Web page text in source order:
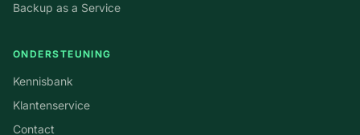
Backup as a Service
ONDERSTEUNING
Kennisbank
Klantenservice
Contact